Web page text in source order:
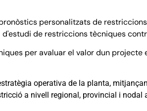
personalitzats de
de restriccions tècniques
per avaluar el valor dun
operativa de la planta,
a nivell regional, provincial i